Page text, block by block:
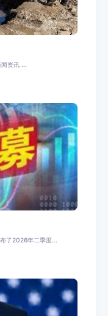
资讯 ...
了2026年二季度...